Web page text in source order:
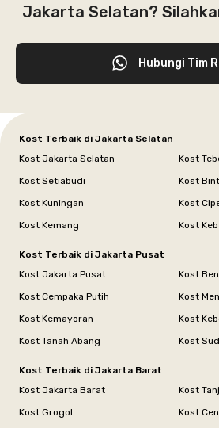
Jakarta Selatan?
Hubungi Tim
Kost Terbaik di Jakarta Selatan
Kost Jakarta Selatan
Kost
Kost Setiabudi
Kost
Kost Kuningan
Kost
Kost Kemang
Kost
Kost Terbaik di Jakarta Pusat
Kost Jakarta Pusat
Kost
Kost Cempaka Putih
Kost
Kost Kemayoran
Kost
Kost Tanah Abang
Kost
Kost Terbaik di Jakarta Barat
Kost Jakarta Barat
Kost
Kost Grogol
Kost